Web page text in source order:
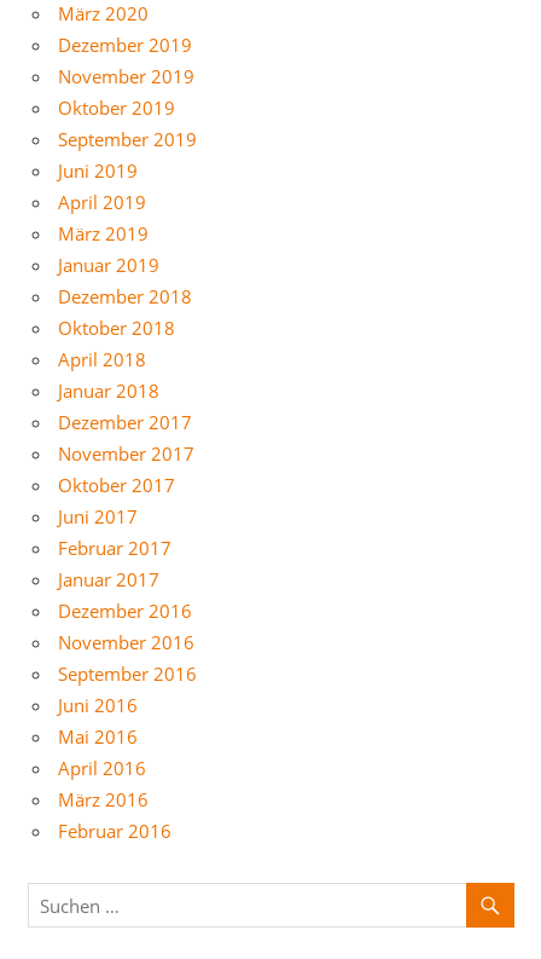
März 2020
Dezember 2019
November 2019
Oktober 2019
September 2019
Juni 2019
April 2019
März 2019
Januar 2019
Dezember 2018
Oktober 2018
April 2018
Januar 2018
Dezember 2017
November 2017
Oktober 2017
Juni 2017
Februar 2017
Januar 2017
Dezember 2016
November 2016
September 2016
Juni 2016
Mai 2016
April 2016
März 2016
Februar 2016